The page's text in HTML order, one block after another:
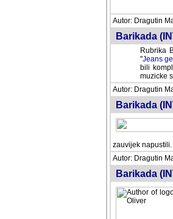
Autor: Dragutin
Barikada
Rubrika
"Jeans
bili
muzicke
Autor: Dragutin
Barikada
zauvijek napustili.
Autor: Dragutin
Barikada